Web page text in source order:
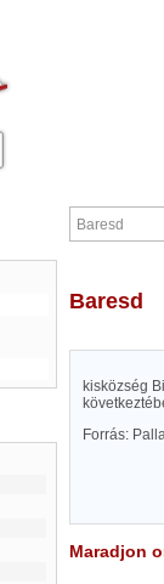
Baresd
kisközség
Forrás:
Maradjon